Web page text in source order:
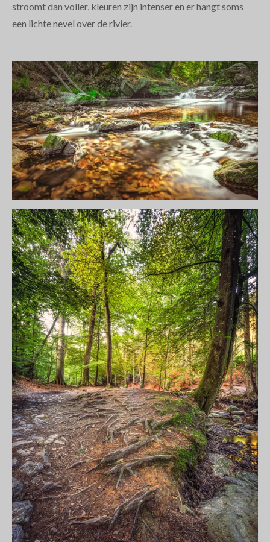
stroomt dan voller, kleuren zijn intenser en er hangt soms
een lichte nevel over de rivier.